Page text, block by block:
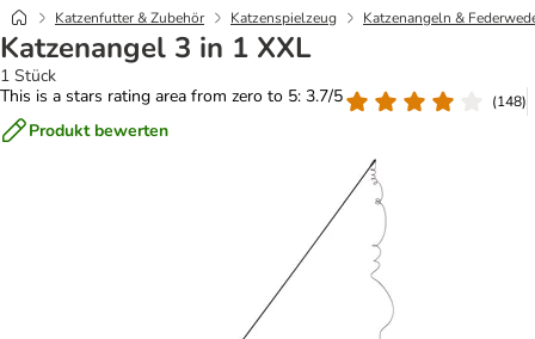
Katzenfutter & Zubehör Katzenspielzeug Katzenangeln &
Katzenangel 3 in 1 XXL
1 Stück
This is a stars rating area from zero to 5: 3.7/5
(148)
Produkt bewerten